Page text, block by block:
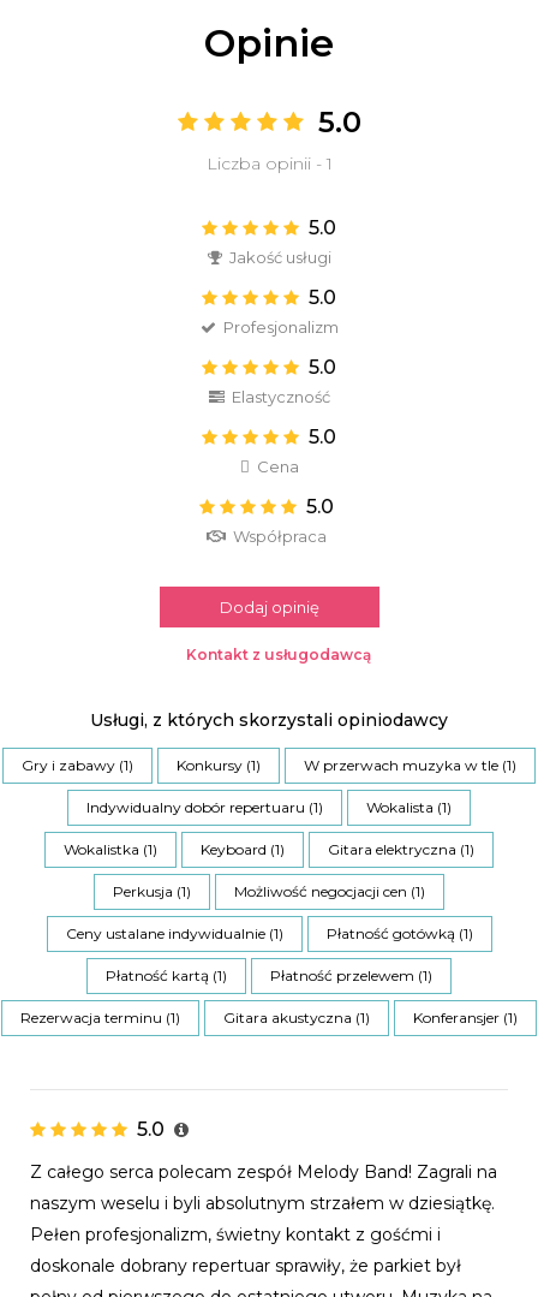
Opinie
5.0
Liczba opinii - 1
5.0
Jakość usługi
5.0
Profesjonalizm
5.0
Elastyczność
5.0
Cena
5.0
Współpraca
Dodaj opinię
Kontakt z usługodawcą
Usługi, z których skorzystali opiniodawcy
Gry i zabawy (1) Konkursy (1) W przerwach muzyka w tle (1)
Indywidualny dobór repertuaru (1) Wokalista (1)
Wokalistka (1) Keyboard (1) Gitara elektryczna (1)
Perkusja (1) Możliwość negocjacji cen (1)
Ceny ustalane indywidualnie (1) Płatność gotówką (1)
Płatność kartą (1) Płatność przelewem (1)
Rezerwacja terminu (1) Gitara akustyczna (1) Konferansjer (1)
5.0
Z całego serca polecam zespół Melody Band! Zagrali na
naszym weselu i byli absolutnym strzałem w dziesiątkę.
Pełen profesjonalizm, świetny kontakt z gośćmi i
doskonale dobrany repertuar sprawiły, że parkiet był